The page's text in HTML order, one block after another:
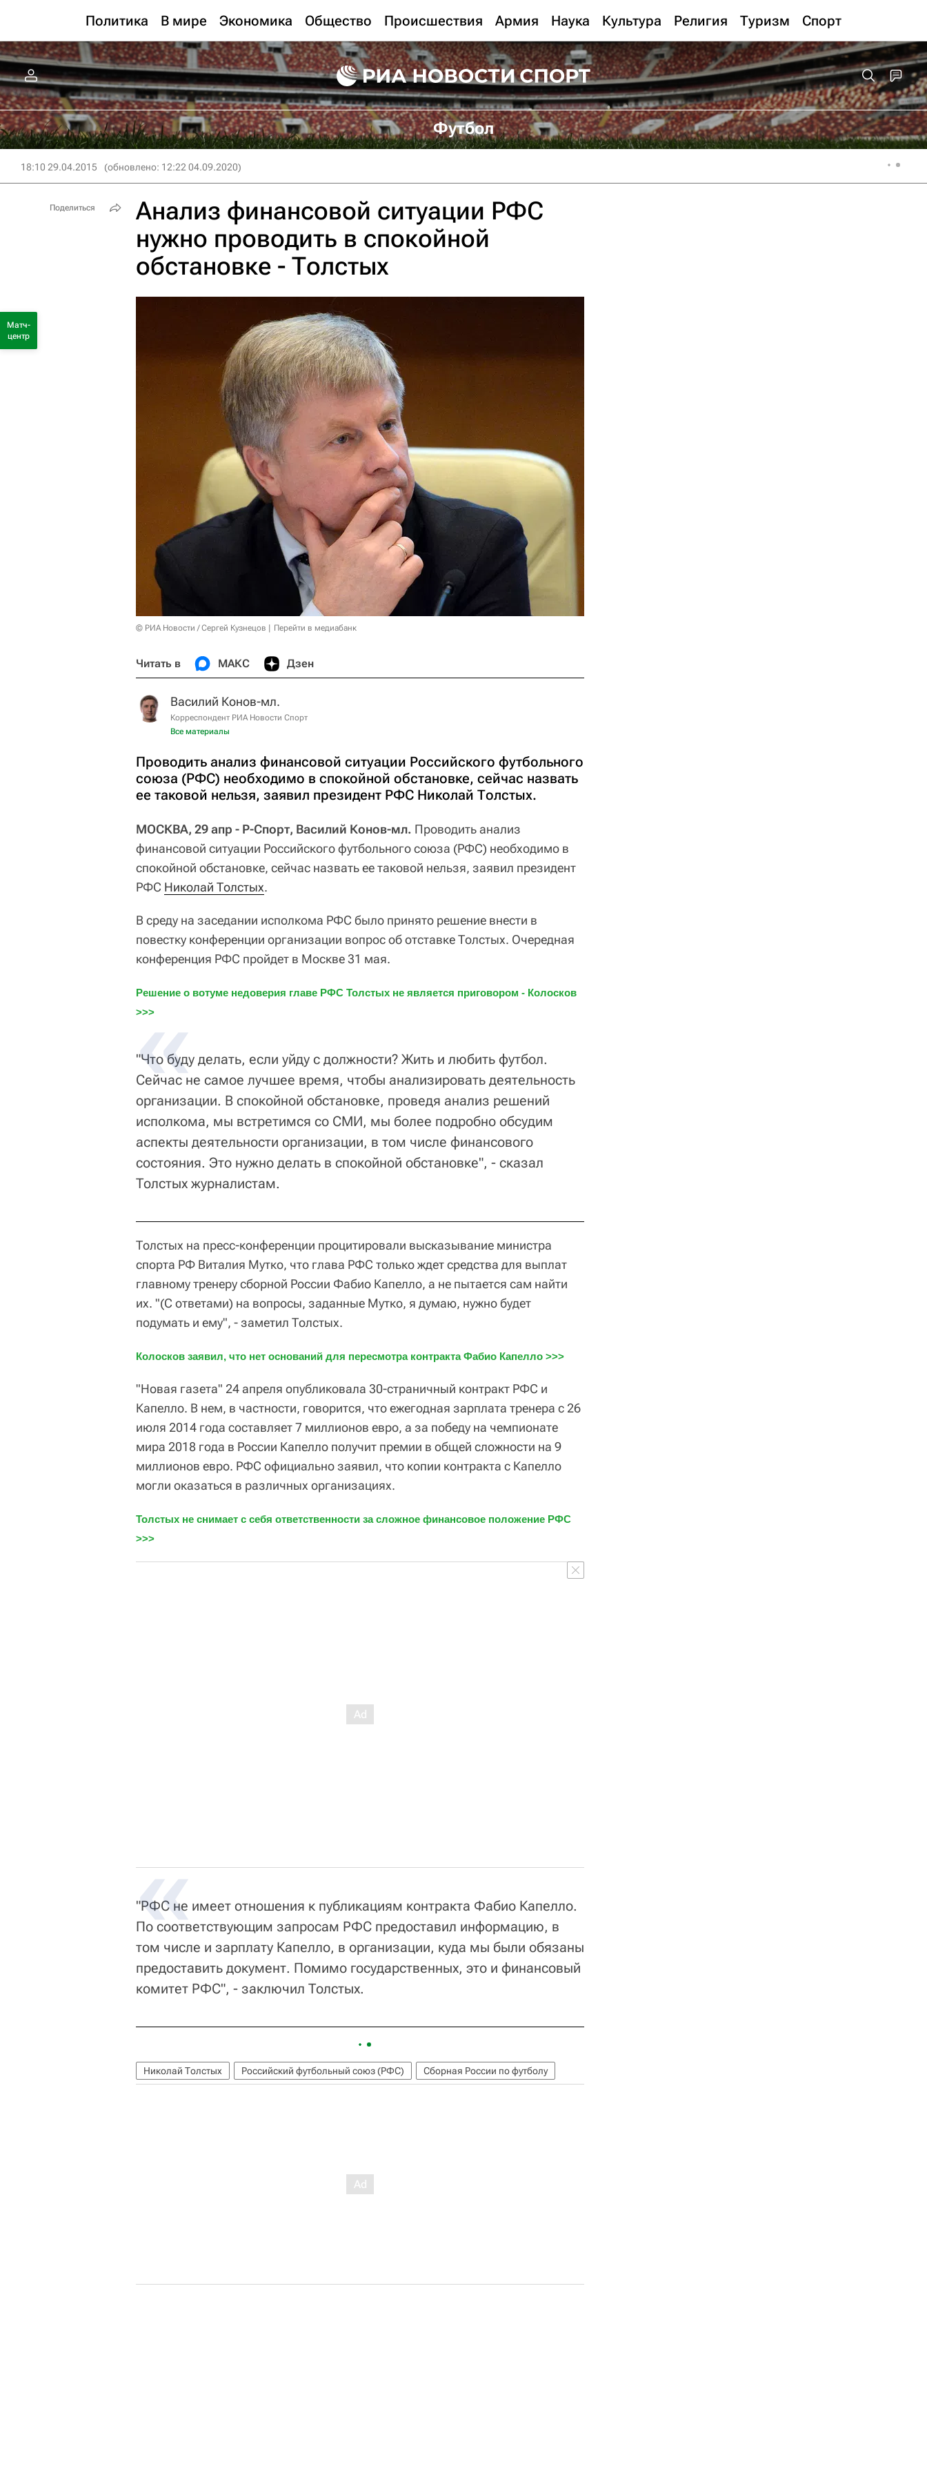
Политика В мире Экономика Общество Происшествия Армия Наука Культура Религия Туризм Спорт
Футбол
18:10 29.04.2015 (обновлено: 12:22 04.09.2020)
Анализ финансовой ситуации РФС
нужно проводить в спокойной
обстановке - Толстых
© РИА Новости / Сергей Кузнецов Перейти в медиабанк
Читать в МАКС Дзен
Василий Конов-мл.
Корреспондент РИА Новости Спорт
Все материалы
Проводить анализ финансовой ситуации Российского футбольного
союза (РФС) необходимо в спокойной обстановке, сейчас назвать
ее таковой нельзя, заявил президент РФС Николай Толстых.
МОСКВА, 29 апр - Р-Спорт, Василий Конов-мл. Проводить анализ
финансовой ситуации Российского футбольного союза (РФС) необходимо в
спокойной обстановке, сейчас назвать ее таковой нельзя, заявил президент
РФС Николай Толстых.
В среду на заседании исполкома РФС было принято решение внести в
повестку конференции организации вопрос об отставке Толстых. Очередная
конференция РФС пройдет в Москве 31 мая.
Решение о вотуме недоверия главе РФС Толстых не является приговором - Колосков
>>>
"Что буду делать, если уйду с должности? Жить и любить футбол.
Сейчас не самое лучшее время, чтобы анализировать деятельность
организации. В спокойной обстановке, проведя анализ решений
исполкома, мы встретимся со СМИ, мы более подробно обсудим
аспекты деятельности организации, в том числе финансового
состояния. Это нужно делать в спокойной обстановке", - сказал
Толстых журналистам.
Толстых на пресс-конференции процитировали высказывание министра
спорта РФ Виталия Мутко, что глава РФС только ждет средства для выплат
главному тренеру сборной России Фабио Капелло, а не пытается сам найти
их. "(С ответами) на вопросы, заданные Мутко, я думаю, нужно будет
подумать и ему", - заметил Толстых.
Колосков заявил, что нет оснований для пересмотра контракта Фабио Капелло >>>
"Новая газета" 24 апреля опубликовала 30-страничный контракт РФС и
Капелло. В нем, в частности, говорится, что ежегодная зарплата тренера с 26
июля 2014 года составляет 7 миллионов евро, а за победу на чемпионате
мира 2018 года в России Капелло получит премии в общей сложности на 9
миллионов евро. РФС официально заявил, что копии контракта с Капелло
могли оказаться в различных организациях.
Толстых не снимает с себя ответственности за сложное финансовое положение РФС
>>>
"РФС не имеет отношения к публикациям контракта Фабио Капелло.
По соответствующим запросам РФС предоставил информацию, в
том числе и зарплату Капелло, в организации, куда мы были обязаны
предоставить документ. Помимо государственных, это и финансовый
комитет РФС", - заключил Толстых.
Николай Толстых Российский футбольный союз (РФС) Сборная России по футболу
Поделиться
Матч-
центр